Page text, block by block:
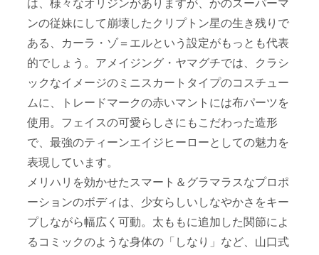
は、様々なオリジンがありますが、かのスーパーマ
ンの従妹にして崩壊したクリプトン星の生き残りで
ある、カーラ・ゾ＝エルという設定がもっとも代表
的でしょう。アメイジング・ヤマグチでは、クラシ
ックなイメージのミニスカートタイプのコスチュー
ムに、トレードマークの赤いマントには布パーツを
使用。フェイスの可愛らしさにもこだわった造形
で、最強のティーンエイジヒーローとしての魅力を
表現しています。
メリハリを効かせたスマート＆グラマラスなプロポ
ーションのボディは、少女らしいしなやかさをキー
プしながら幅広く可動。太ももに追加した関節によ
るコミックのような身体の「しなり」など、山口式